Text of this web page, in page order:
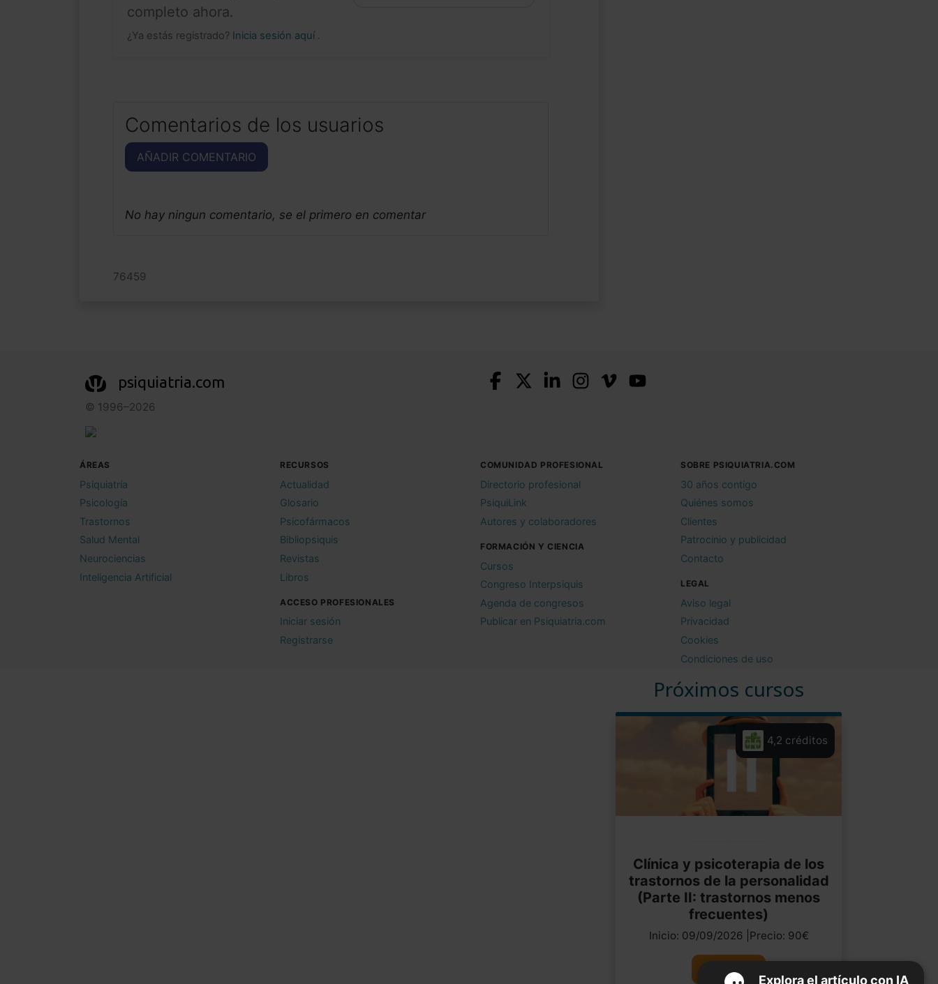
completo ahora.
¿Ya estás registrado? Inicia sesión aquí .
Comentarios de los usuarios
AÑADIR COMENTARIO
No hay ningun comentario, se el primero en comentar
76459
Próximos cursos
4,2 créditos
Clínica y psicoterapia de los
trastornos de la personalidad
(Parte II: trastornos menos
frecuentes)
Inicio: 09/09/2026 |Precio: 90€
Ver curso
Explora el artículo con IA
psiquiatria.com
© 1996–2026
ÁREAS
Psiquiatría
Psicología
Trastornos
Salud Mental
Neurociencias
Inteligencia Artificial
RECURSOS
Actualidad
Glosario
Psicofármacos
Bibliopsiquis
Revistas
Libros
ACCESO PROFESIONALES
Iniciar sesión
Registrarse
COMUNIDAD PROFESIONAL
Directorio profesional
PsiquiLink
Autores y colaboradores
FORMACIÓN Y CIENCIA
Cursos
Congreso Interpsiquis
Agenda de congresos
Publicar en Psiquiatria.com
SOBRE PSIQUIATRIA.COM
30 años contigo
Quiénes somos
Clientes
Patrocinio y publicidad
Contacto
LEGAL
Aviso legal
Privacidad
Cookies
Condiciones de uso